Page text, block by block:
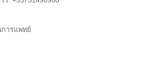
ารแพทย์